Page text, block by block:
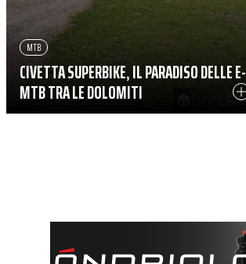
CIVETTA SUPERBIKE, IL PARADISO DELLE E-
MTB TRA LE DOLOMITI
MTB